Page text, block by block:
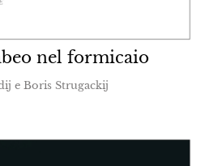
nel formicaio
e Boris Strugackij